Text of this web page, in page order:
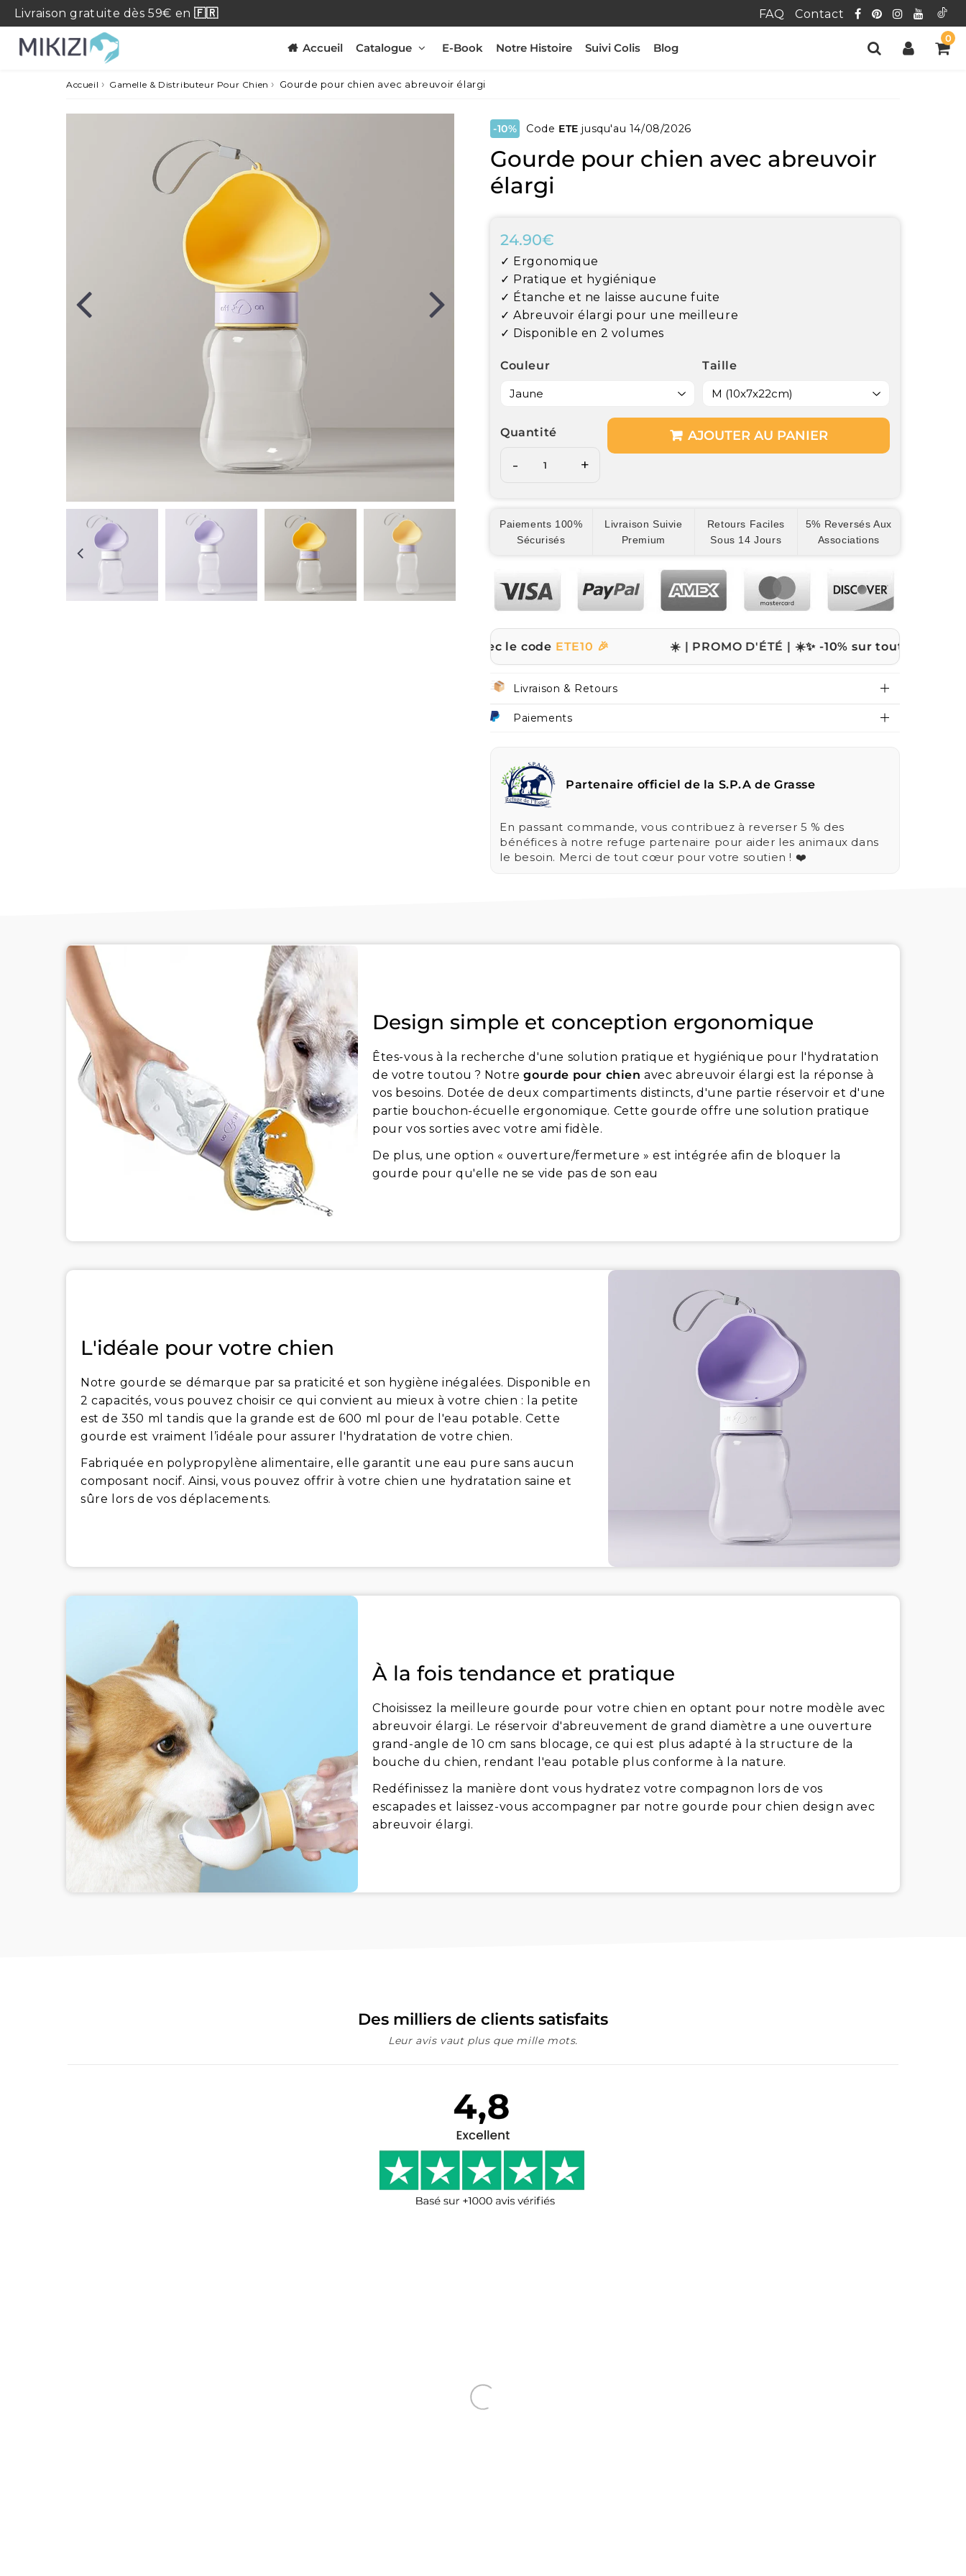
Livraison gratuite dès 59€ en🇫🇷 FAQ Contact
Accueil Catalogue E-Book Notre Histoire Suivi Colis Blog
0
Accueil › Gamelle & Distributeur Pour Chien › Gourde pour chien avec abreuvoir élargi
-10% Code ETE jusqu'au 14/08/2026
Gourde pour chien avec abreuvoir
élargi
24.90€
price
✓ Ergonomique
✓ Pratique et hygiénique
✓ Étanche et ne laisse aucune fuite
✓ Abreuvoir élargi pour une meilleure
✓ Disponible en 2 volumes
Couleur Taille
Quantité
- +
AJOUTER AU PANIER
Paiements 100%
Sécurisés
Livraison Suivie
Premium
Retours Faciles
Sous 14 Jours
5% Reversés Aux
Associations
✨ -10% sur tout le site avec le codeETE10 🎉 ☀️ | PROMO D'ÉTÉ | ☀️✨ -10% sur tout le site avec le
Livraison & Retours
Paiements
Partenaire officiel de la S.P.A de Grasse
En passant commande, vous contribuez à reverser 5 % des
bénéfices à notre refuge partenaire pour aider les animaux dans
le besoin. Merci de tout cœur pour votre soutien ! ❤️
Design simple et conception ergonomique
Êtes-vous à la recherche d'une solution pratique et hygiénique pour l'hydratation
de votre toutou ? Notregourde pour chien avec abreuvoir élargi est la réponse à
vos besoins. Dotée de deux compartiments distincts, d'une partie réservoir et d'une
partie bouchon-écuelle ergonomique. Cette gourde offre une solution pratique
pour vos sorties avec votre ami fidèle.
De plus, une option « ouverture/fermeture » est intégrée afin de bloquer la
gourde pour qu'elle ne se vide pas de son eau
L'idéale pour votre chien
Notre gourde se démarque par sa praticité et son hygiène inégalées. Disponible en
2 capacités, vous pouvez choisir ce qui convient au mieux à votre chien : la petite
est de 350 ml tandis que la grande est de 600 ml pour de l'eau potable. Cette
gourde est vraiment l’idéale pour assurer l'hydratation de votre chien.
Fabriquée en polypropylène alimentaire, elle garantit une eau pure sans aucun
composant nocif. Ainsi, vous pouvez offrir à votre chien une hydratation saine et
sûre lors de vos déplacements.
À la fois tendance et pratique
Choisissez la meilleure gourde pour votre chien en optant pour notre modèle avec
abreuvoir élargi. Le réservoir d'abreuvement de grand diamètre a une ouverture
grand-angle de 10 cm sans blocage, ce qui est plus adapté à la structure de la
bouche du chien, rendant l'eau potable plus conforme à la nature.
Redéfinissez la manière dont vous hydratez votre compagnon lors de vos
escapades et laissez-vous accompagner par notre gourde pour chien design avec
abreuvoir élargi.
Des milliers de clients satisfaits
Leur avis vaut plus que mille mots.